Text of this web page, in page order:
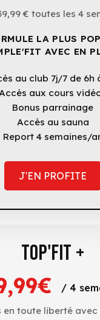
€ toutes les 4
LA PLUS
AVEC EN
au club 7j/7 de 6h
aux cours
Bonus parrainage
Accès au sauna
Report 4 semaines/
J'EN PROFITE
TOP'FIT +
/ 4
en toute liberté avec